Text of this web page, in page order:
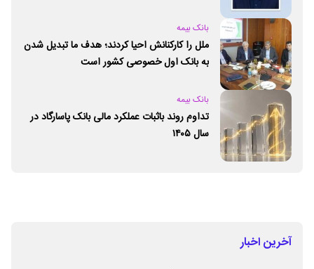
بانک بیمه
ملل را کارکنانش احیا کردند؛ هدف ما تبدیل شدن
به بانک اول خصوصی کشور است
بانک بیمه
تداوم روند باثبات عملکرد مالی بانک پاسارگاد در
سال ۱۴۰۵
آخرین اخبار